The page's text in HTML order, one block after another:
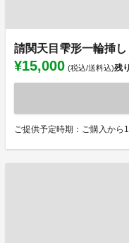
請関天目雫形一輪挿し
¥15,000 (税込/送料込)残り
ご提供予定時期：ご購入から